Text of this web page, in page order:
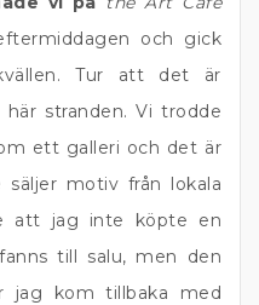
och gick
Tur att det är
stranden. Vi trodde
ett galleri och det är
motiv från lokala
att jag inte köpte en
till salu, men den
jag kom tillbaka med